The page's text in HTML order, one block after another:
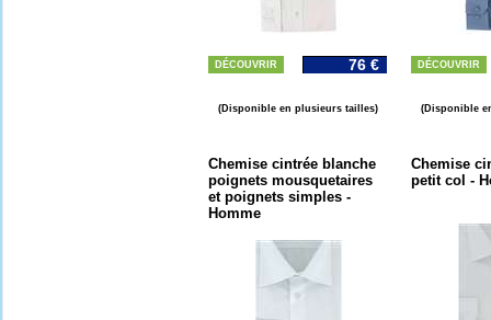
DÉCOUVRIR 76 €
(Disponible en plusieurs tailles)
DÉCOUVRIR
(Disponible
Chemise cintrée blanche
poignets mousquetaires
et poignets simples -
Homme
Chemise
petit col -